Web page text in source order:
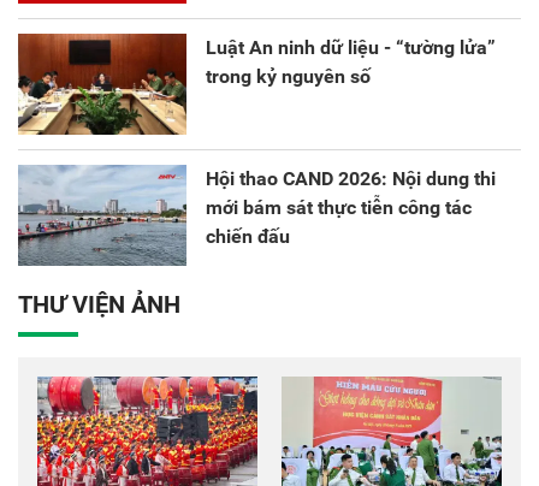
Luật An ninh dữ liệu - “tường lửa”
trong kỷ nguyên số
Hội thao CAND 2026: Nội dung thi
mới bám sát thực tiễn công tác
chiến đấu
THƯ VIỆN ẢNH